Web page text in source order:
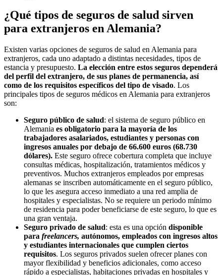
¿Qué tipos de seguros de salud sirven
para extranjeros en Alemania?
Existen varias opciones de seguros de salud en Alemania para
extranjeros, cada uno adaptado a distintas necesidades, tipos de
estancia y presupuesto. La elección entre estos seguros dependerá
del perfil del extranjero, de sus planes de permanencia, así
como de los requisitos específicos del tipo de visado. Los
principales tipos de seguros médicos en Alemania para extranjeros
son:
Seguro público de salud: el sistema de seguro público en
Alemania es obligatorio para la mayoría de los
trabajadores asalariados, estudiantes y personas con
ingresos anuales por debajo de 66.600 euros (68.730
dólares). Este seguro ofrece cobertura completa que incluye
consultas médicas, hospitalización, tratamientos médicos y
preventivos. Muchos extranjeros empleados por empresas
alemanas se inscriben automáticamente en el seguro público,
lo que les asegura acceso inmediato a una red amplia de
hospitales y especialistas. No se requiere un periodo mínimo
de residencia para poder beneficiarse de este seguro, lo que es
una gran ventaja.
Seguro privado de salud: esta es una opción disponible
para freelancers, autónomos, empleados con ingresos altos
y estudiantes internacionales que cumplen ciertos
requisitos. Los seguros privados suelen ofrecer planes con
mayor flexibilidad y beneficios adicionales, como acceso
rápido a especialistas, habitaciones privadas en hospitales y